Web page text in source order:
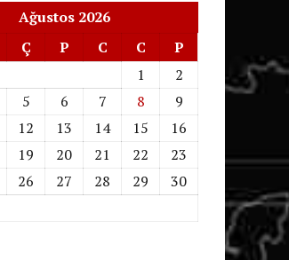
Ağustos 2026
Ç P C C
P
1
2
5 6 7 8
9
12 13 14 15
16
19 20 21 22
23
26 27 28 29
30